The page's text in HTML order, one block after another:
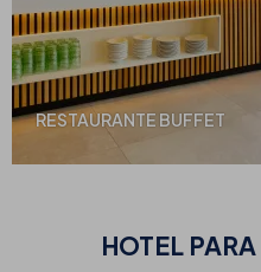
RESTAURANTE BUFFET
HOTEL PARA